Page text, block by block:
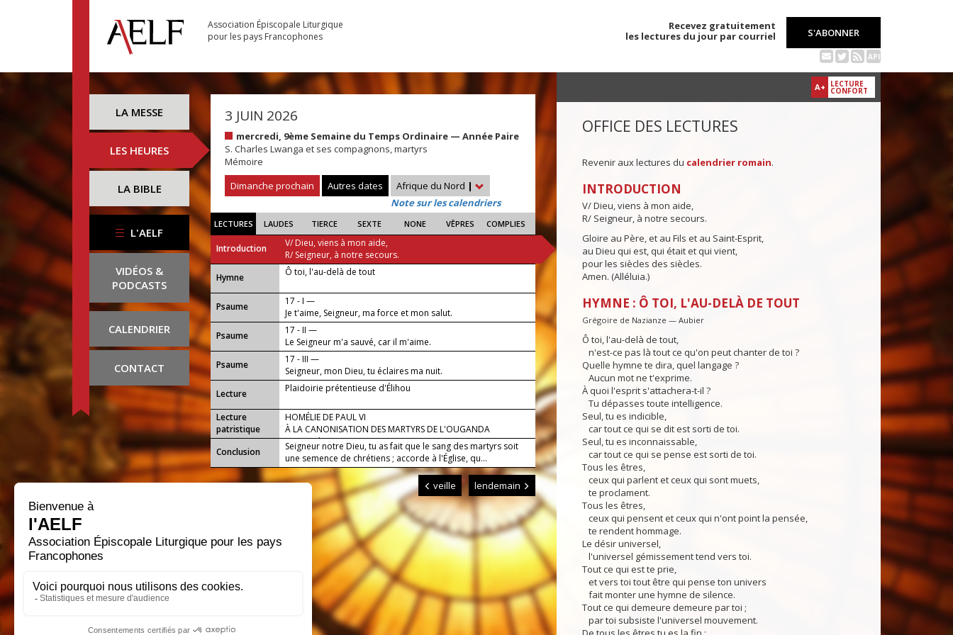
Association Épiscopale Liturgique
pour les pays Francophones
Recevez gratuitement
les lectures du jour par courriel
S'ABONNER
API
LA MESSE
LES HEURES
LA BIBLE
L'AELF
VIDÉOS &
PODCASTS
CALENDRIER
CONTACT
3 JUIN 2026
mercredi, 9ème Semaine du Temps Ordinaire — Année Paire
S. Charles Lwanga et ses compagnons, martyrs
Mémoire
Dimanche prochain
Autres dates Afrique du Nord |
Note sur les calendriers
LECTURES LAUDES TIERCE SEXTE NONE VÊPRES COMPLIES
Introduction
V/ Dieu, viens à mon aide,
R/ Seigneur, à notre secours.
...
Hymne Ô toi, l'au-delà de tout
Psaume
17 - I —
Je t'aime, Seigneur, ma force et mon salut.
Psaume
17 - II —
Le Seigneur m'a sauvé, car il m'aime.
Psaume
17 - III —
Seigneur, mon Dieu, tu éclaires ma nuit.
Lecture
Plaidoirie prétentieuse d'Élihou
Lecture
patristique
HOMÉLIE DE PAUL VI
À LA CANONISATION DES MARTYRS DE L'OUGANDA
(18 octobre 1964)
Conclusion
Seigneur notre Dieu, tu as fait que le sang des martyrs soit
une semence de chrétiens ; accorde à l'Église, qu...
veille lendemain
A+ LECTURE
CONFORT
OFFICE DES LECTURES
Revenir aux lectures du calendrier romain.
INTRODUCTION
V/ Dieu, viens à mon aide,
R/ Seigneur, à notre secours.
Gloire au Père, et au Fils et au Saint-Esprit,
au Dieu qui est, qui était et qui vient,
pour les siècles des siècles.
Amen. (Alléluia.)
HYMNE : Ô TOI, L'AU-DELÀ DE TOUT
Grégoire de Nazianze — Aubier
Ô toi, l'au-delà de tout,
n'est-ce pas là tout ce qu'on peut chanter de toi ?
Quelle hymne te dira, quel langage ?
Aucun mot ne t'exprime.
À quoi l'esprit s'attachera-t-il ?
Tu dépasses toute intelligence.
Seul, tu es indicible,
car tout ce qui se dit est sorti de toi.
Seul, tu es inconnaissable,
car tout ce qui se pense est sorti de toi.
Tous les êtres,
ceux qui parlent et ceux qui sont muets,
te proclament.
Tous les êtres,
ceux qui pensent et ceux qui n'ont point la pensée,
te rendent hommage.
Le désir universel,
l'universel gémissement tend vers toi.
Tout ce qui est te prie,
et vers toi tout être qui pense ton univers
fait monter une hymne de silence.
Tout ce qui demeure demeure par toi ;
par toi subsiste l'universel mouvement.